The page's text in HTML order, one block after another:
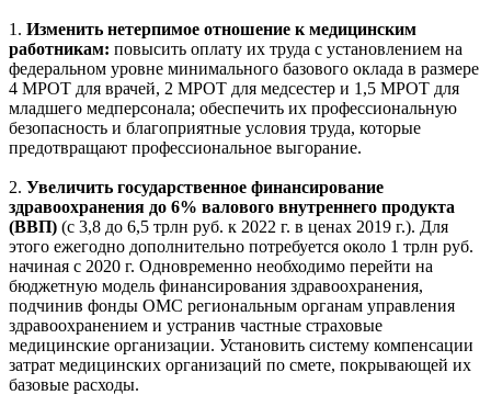
1. Изменить нетерпимое отношение к медицинским
работникам: повысить оплату их труда с установлением на
федеральном уровне минимального базового оклада в размере
4 МРОТ для врачей, 2 МРОТ для медсестер и 1,5 МРОТ для
младшего медперсонала; обеспечить их профессиональную
безопасность и благоприятные условия труда, которые
предотвращают профессиональное выгорание.
2. Увеличить государственное финансирование
здравоохранения до 6% валового внутреннего продукта
(ВВП) (с 3,8 до 6,5 трлн руб. к 2022 г. в ценах 2019 г.). Для
этого ежегодно дополнительно потребуется около 1 трлн руб.
начиная с 2020 г. Одновременно необходимо перейти на
бюджетную модель финансирования здравоохранения,
подчинив фонды ОМС региональным органам управления
здравоохранением и устранив частные страховые
медицинские организации. Установить систему компенсации
затрат медицинских организаций по смете, покрывающей их
базовые расходы.